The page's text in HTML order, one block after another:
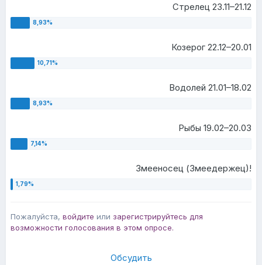
Стрелец 23.11–21.12
Козерог 22.12–20.01
Водолей 21.01–18.02
Рыбы 19.02–20.03
Змееносец (Змеедержец)!
Пожалуйста, войдите или зарегистрируйтесь для
возможности голосования в этом опросе.
Обсудить